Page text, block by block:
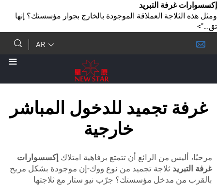
التبريد
العملاقة الموجودة بالخارج بجوار مؤسستك؟ إنها
تجميد للدخول المباشر
خارجية
من الرائع أن تتمتع برفاهية امتلاكإكسسوارات
ثلاجة تجميد من نوع ووك-إن موجودة بشكل مريح
مدخل مؤسستك؟ جرّب نيو ستار مع ثلاجتها